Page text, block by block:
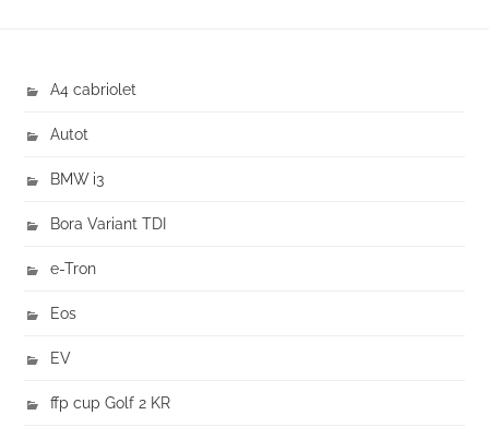
A4 cabriolet
Autot
BMW i3
Bora Variant TDI
e-Tron
Eos
EV
ffp cup Golf 2 KR